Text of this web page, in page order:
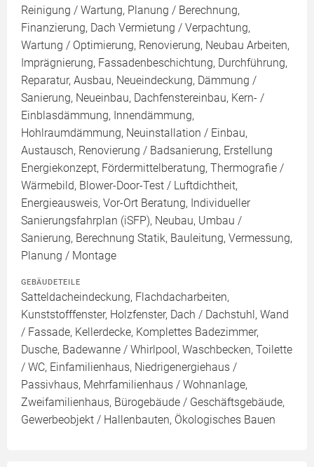
Reinigung / Wartung, Planung / Berechnung,
Finanzierung, Dach Vermietung / Verpachtung,
Wartung / Optimierung, Renovierung, Neubau Arbeiten,
Imprägnierung, Fassadenbeschichtung, Durchführung,
Reparatur, Ausbau, Neueindeckung, Dämmung /
Sanierung, Neueinbau, Dachfenstereinbau, Kern- /
Einblasdämmung, Innendämmung,
Hohlraumdämmung, Neuinstallation / Einbau,
Austausch, Renovierung / Badsanierung, Erstellung
Energiekonzept, Fördermittelberatung, Thermografie /
Wärmebild, Blower-Door-Test / Luftdichtheit,
Energieausweis, Vor-Ort Beratung, Individueller
Sanierungsfahrplan (iSFP), Neubau, Umbau /
Sanierung, Berechnung Statik, Bauleitung, Vermessung,
Planung / Montage
GEBÄUDETEILE
Satteldacheindeckung, Flachdacharbeiten,
Kunststofffenster, Holzfenster, Dach / Dachstuhl, Wand
/ Fassade, Kellerdecke, Komplettes Badezimmer,
Dusche, Badewanne / Whirlpool, Waschbecken, Toilette
/ WC, Einfamilienhaus, Niedrigenergiehaus /
Passivhaus, Mehrfamilienhaus / Wohnanlage,
Zweifamilienhaus, Bürogebäude / Geschäftsgebäude,
Gewerbeobjekt / Hallenbauten, Ökologisches Bauen